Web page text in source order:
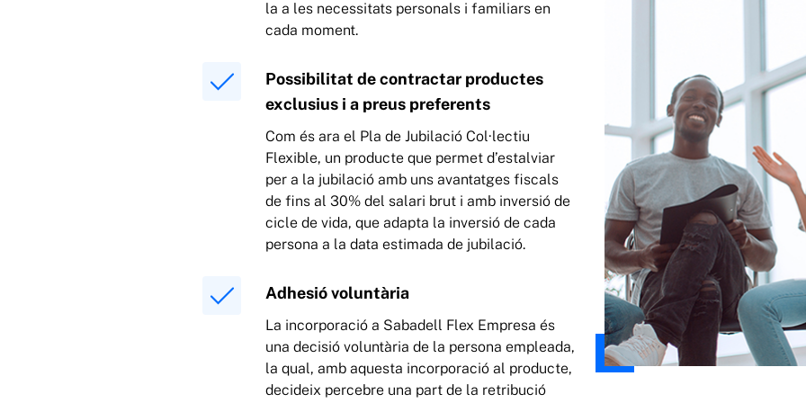
la a les necessitats personals i familiars en
cada moment.
Possibilitat de contractar productes
exclusius i a preus preferents
Com és ara el Pla de Jubilació Col·lectiu
Flexible, un producte que permet d’estalviar
per a la jubilació amb uns avantatges fiscals
de fins al 30% del salari brut i amb inversió de
cicle de vida, que adapta la inversió de cada
persona a la data estimada de jubilació.
Adhesió voluntària
La incorporació a Sabadell Flex Empresa és
una decisió voluntària de la persona empleada,
la qual, amb aquesta incorporació al producte,
decideix percebre una part de la retribució